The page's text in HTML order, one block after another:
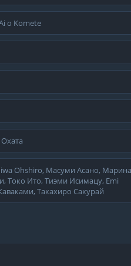
o Komete
Ohshiro, Масуми Асано, Марина
Токо Ито, Тиэми Исимацу, Emi
Такахиро Сакурай